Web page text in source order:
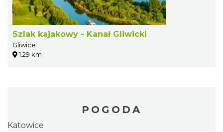
Szlak kajakowy - Kanał Gliwicki
Gliwice
1.29 km
POGODA
Katowice